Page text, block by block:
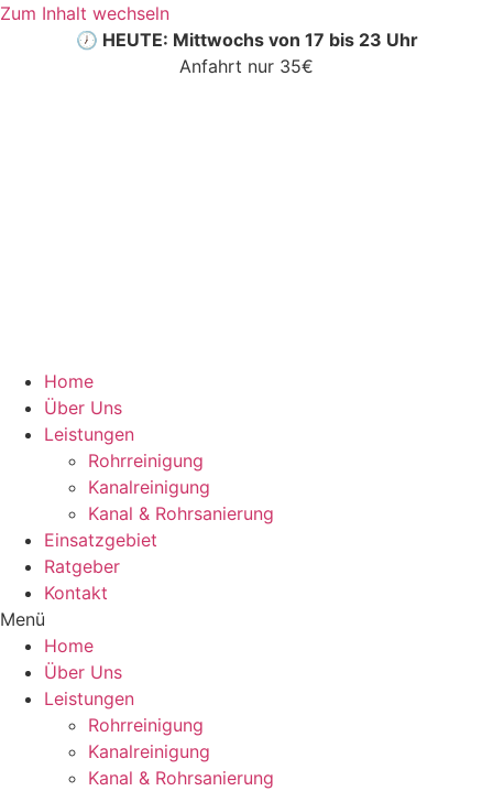
Zum Inhalt wechseln
🕖 HEUTE: Mittwochs von 17 bis 23 Uhr
Anfahrt nur 35€
Home
Über Uns
Leistungen
Rohrreinigung
Kanalreinigung
Kanal & Rohrsanierung
Einsatzgebiet
Ratgeber
Kontakt
Menü
Home
Über Uns
Leistungen
Rohrreinigung
Kanalreinigung
Kanal & Rohrsanierung